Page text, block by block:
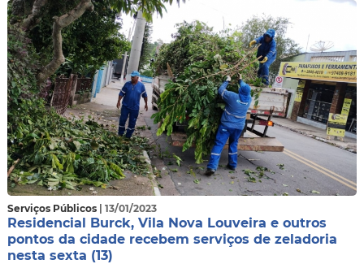
Serviços Públicos | 13/01/2023
Residencial Burck, Vila Nova Louveira e outros
pontos da cidade recebem serviços de zeladoria
nesta sexta (13)